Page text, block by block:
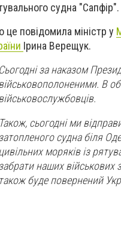
судна "Сапфір".
це повідомила міністр у
Ірина Верещук.
Сьогодні за наказом
В
Також, сьогодні ми
судна біля
моряків із
наших військових
також буде повернений